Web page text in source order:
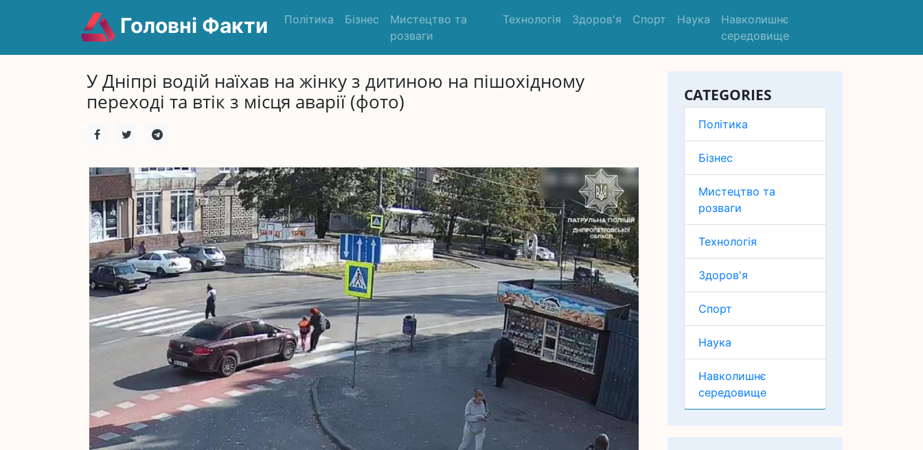
Головні Факти Політика Бізнес
Мистецтво та
розваги
Технологія Здоров'я Спорт Наука
Навколишнє
середовище
CATEGORIES
Політика
Бізнес
Мистецтво та
розваги
Технологія
Здоров'я
Спорт
Наука
Навколишнє
середовище
У Дніпрі водій наїхав на жінку з дитиною на пішохідному
переході та втік з місця аварії (фото)